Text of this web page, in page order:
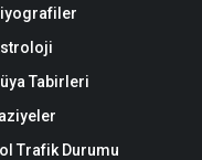
Tabirleri
Trafik Durumu